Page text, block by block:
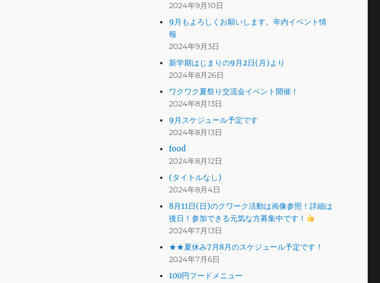
2024年9月10日
9月もよろしくお願いします。年内イベント情
報
2024年9月3日
新学期はじまりの9月2日(月)より
2024年8月26日
ワクワク夏祭り交流会イベント開催！
2024年8月13日
9月スケジュール予定です
2024年8月13日
food
2024年8月12日
(タイトルなし)
2024年8月4日
8月11日(日)のクワーク活動は画像参照！詳細は
後日！参加できる元気な方募集中です！
2024年7月13日
★★夏休み7月8月のスケジュール予定です！
2024年7月6日
100円フードメニュー